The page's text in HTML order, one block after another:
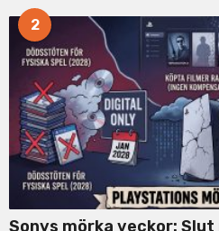
2
Sonys mörka veckor: